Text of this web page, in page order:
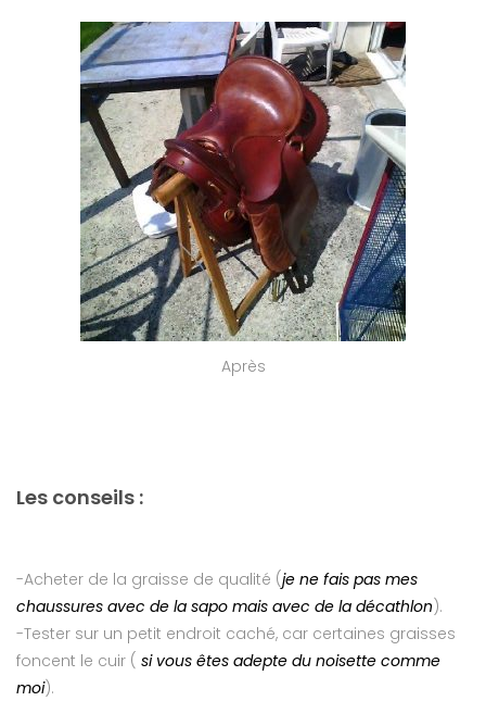
Après
Les conseils :
-Acheter de la graisse de qualité (je ne fais pas mes
chaussures avec de la sapo mais avec de la décathlon).
-Tester sur un petit endroit caché, car certaines graisses
foncent le cuir ( si vous êtes adepte du noisette comme
moi).